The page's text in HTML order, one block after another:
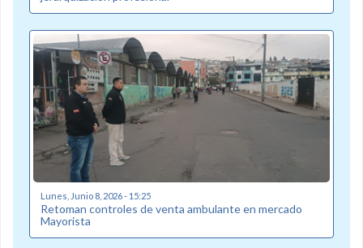
Lunes, Junio 8, 2026 - 15:25
Retoman controles de venta ambulante en mercado
Mayorista